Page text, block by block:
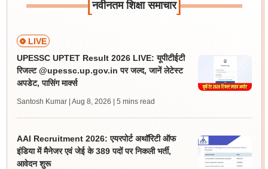
नवीनतम शिक्षा समाचार
LIVE
UPESSC UPTET Result 2026 LIVE: यूपीटीईटी
रिजल्ट @upessc.up.gov.in पर जल्द, जानें लेटेस्ट
अपडेट, पासिंग मार्क्स
Santosh Kumar | Aug 8, 2026 | 5 mins read
AAI Recruitment 2026: एयरपोर्ट अथॉरिटी ऑफ
इंडिया में मैनेजर एवं जेई के 389 पदों पर निकली भर्ती,
आवेदन शुरू